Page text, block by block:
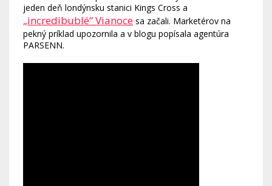
jeden deň londýnsku stanici Kings Cross a
„incredibublé“ Vianoce sa začali. Marketérov na
pekný príklad upozornila a v blogu popísala agentúra
PARSENN.